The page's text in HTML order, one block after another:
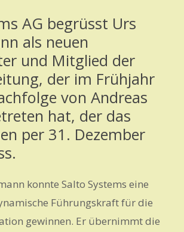
AG begrüsst Urs
als neuen
und Mitglied der
der im Frühjahr
von Andreas
hat, der das
per 31. Dezember
konnte Salto Systems eine
Führungskraft für die
gewinnen. Er übernimmt die